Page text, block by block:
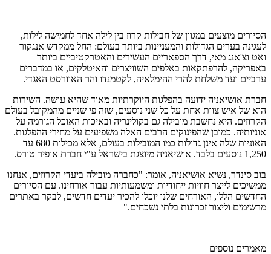
הסיורים מוצעים במגוון של חבילות קרוז בין לילה אחד לחמישה לילות,
לעגינה בערים הגדולות והמעניינות ביותר בעולם: החל ממקדש אנגקור
ואט וצ'אנג מאי, דרך הספאריים העשירים והאטרקטיביים ביותר
באפריקה, להרפתקאות באלפים השוויצרים והאיטלקים, או במדברים
ערביים ועד משלחת להרי ההימלאיה, לקטמנדו והר האוורסט האגדי.
חברת אושיאניה ידועה בהפלגות היוקרתיות מאוד שהיא עושה. השירות
הוא של איש צוות אחת על כל שני נוסעים, שזה פי שניים מהמקובל בעולם
הקרוזים. היא נחשבת מובילה גם בקולינריה ובאיכות האוכל הגורמה על
אוניותיה. כמובן שהפינוקים הרבים האלה משפיעים על מחירי ההפלגות.
האוניות שלה אינן גדולות כמו המובילות בעולם, אלא מכילות 680 עד
1,250 נוסעים בלבד. אושיאניה מיוצגת בישראל ע"י חברת אופיר טורס.
בוב סינדר, נשיא אושיאניה, אומר: "כחברה מובילה ביעדי הקרוזים, אנחנו
ממשיכים לייצר חוויות ייחודיות ומשמעותיות עבור אורחינו. עם הסיורים
החדשים הללו, האורחים שלנו יוכלו להכיר יעדים חדשים, לבקר באתרים
מרשימים וליצור זכרונות בלתי נשכחים."
מאמרים נוספים